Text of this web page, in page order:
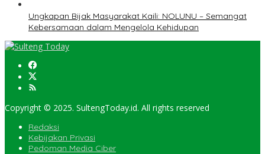
Ungkapan Bijak Masyarakat Kaili: NOLUNU – Semangat
Kebersamaan dalam Mengelola Kehidupan
Copyright © 2025. SultengToday.id. All rights reserved
Redaksi
Kebijakan Privasi
Pedoman Media Ciber